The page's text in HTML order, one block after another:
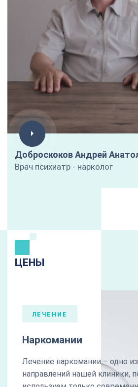
Доброскоков Андрей
Врач психиатр - нарколог
ЦЕНЫ
ЛЕЧЕНИЕ
Наркомании
Лечение наркомании – одно
направлений нашей клиники,